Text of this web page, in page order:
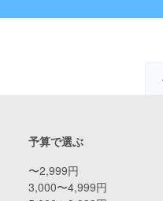
予算で選ぶ
〜2,999円
3,000〜4,999円